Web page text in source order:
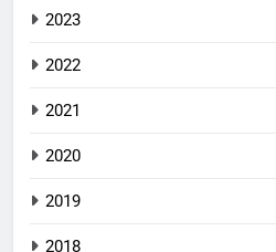
2023
2022
2021
2020
2019
2018